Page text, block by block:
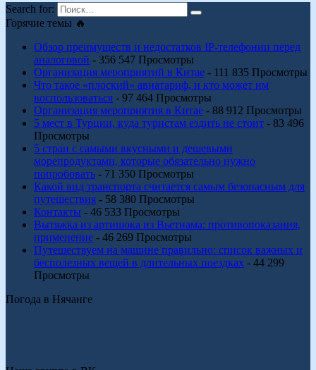
Search for:
Горячие темы 🔥
Обзор преимуществ и недостатков IP-телефонии перед
аналоговой - 356 547 Просмотры
Организация мероприятий в Китае - 111 835 Просмотры
Что такое «плоский» авиатариф, и кто может им
воспользоваться - 97 464 Просмотры
Организация мероприятия в Китае - 88 912 Просмотры
5 мест в Турции, куда туристам ездить не стоит - 83 496
Просмотры
5 стран с самыми вкусными и дешевыми
морепродуктами, которые обязательно нужно
попробовать - 71 350 Просмотры
Какой вид транспорта считается самым безопасным для
путешествия - 58 380 Просмотры
Контакты - 46 533 Просмотры
Вытяжка из артишока из Вьетнама: противопоказания,
применение - 46 269 Просмотры
Путешествуем на машине правильно: список важных и
бесполезных вещей в длительных поездках - 44 299
Просмотры
Погода в Нячанге